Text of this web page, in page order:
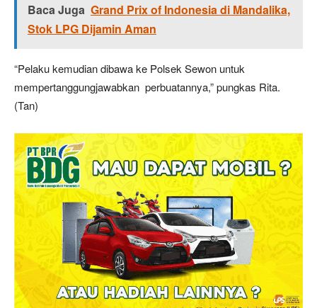
Baca Juga Grand Prix of Indonesia di Mandalika,
Stok LPG Dijamin Aman
“Pelaku kemudian dibawa ke Polsek Sewon untuk
mempertanggungjawabkan perbuatannya,” pungkas Rita.
(Tan)